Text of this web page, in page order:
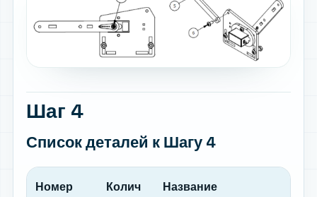
Шаг 4
Список деталей к Шагу 4
Номер
Колич
Название